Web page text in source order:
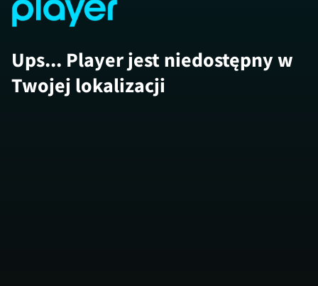
Ups... Player jest niedostępny w
Twojej lokalizacji